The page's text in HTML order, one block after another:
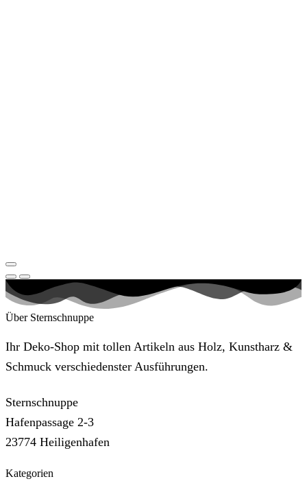
Über Sternschnuppe
Ihr Deko-Shop mit tollen Artikeln aus Holz, Kunstharz &
Schmuck verschiedenster Ausführungen.
Sternschnuppe
Hafenpassage 2-3
23774 Heiligenhafen
Kategorien